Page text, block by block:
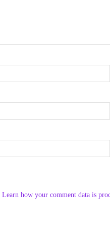
Learn how your comment data is